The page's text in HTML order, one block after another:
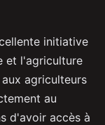
initiative
et l'agriculture
agriculteurs
au
d'avoir accès à